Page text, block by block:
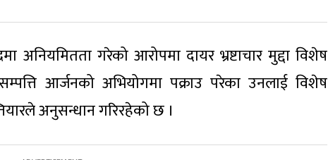
अनियमितता गरेको आरोपमा दायर भ्रष्टाचार मुद्दा विशेष
आर्जनको अभियोगमा पक्राउ परेका उनलाई विशेष
अनुसन्धान गरिरहेको छ ।